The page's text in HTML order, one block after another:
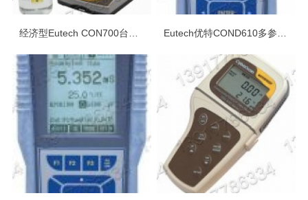
经济型Eutech CON700台式电导率测试仪 Eutech优特COND610多参数防水型测试仪